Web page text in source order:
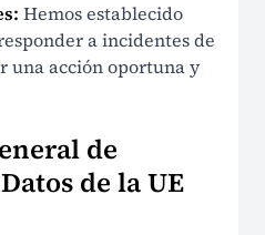
Hemos establecido
a incidentes de
una acción oportuna y
de
de la UE